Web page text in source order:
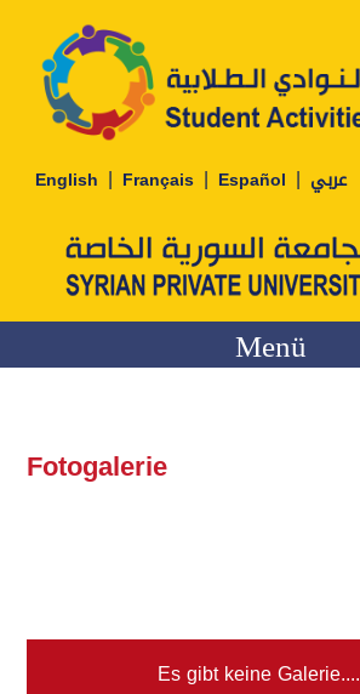
English | Français | Español | عربي
Menü
Fotogalerie
Es gibt keine Galerie....